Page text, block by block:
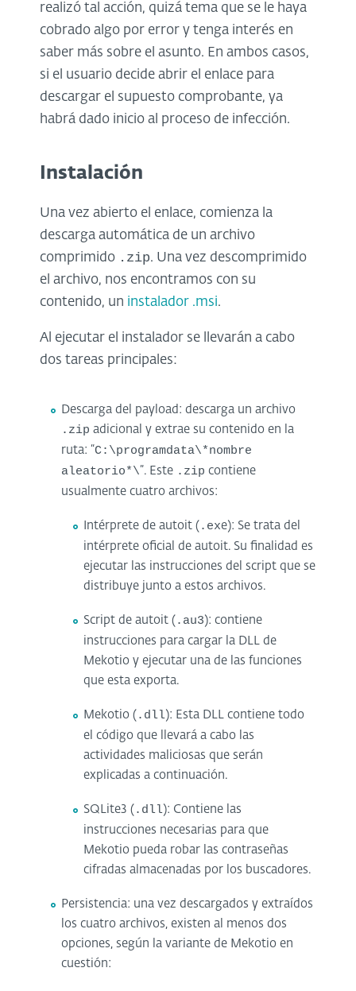
realizó tal acción, quizá tema que se le haya
cobrado algo por error y tenga interés en
saber más sobre el asunto. En ambos casos,
si el usuario decide abrir el enlace para
descargar el supuesto comprobante, ya
habrá dado inicio al proceso de infección.
Instalación
Una vez abierto el enlace, comienza la
descarga automática de un archivo
comprimido .zip. Una vez descomprimido
el archivo, nos encontramos con su
contenido, un instalador .msi.
Al ejecutar el instalador se llevarán a cabo
dos tareas principales:
Descarga del payload: descarga un archivo
.zip adicional y extrae su contenido en la
ruta: “C:\programdata\*nombre
aleatorio*\”. Este .zip contiene
usualmente cuatro archivos:
Intérprete de autoit ( .exe): Se trata del
intérprete oficial de autoit. Su finalidad es
ejecutar las instrucciones del script que se
distribuye junto a estos archivos.
Script de autoit ( .au3): contiene
instrucciones para cargar la DLL de
Mekotio y ejecutar una de las funciones
que esta exporta.
Mekotio ( .dll): Esta DLL contiene todo
el código que llevará a cabo las
actividades maliciosas que serán
explicadas a continuación.
SQLite3 ( .dll): Contiene las
instrucciones necesarias para que
Mekotio pueda robar las contraseñas
cifradas almacenadas por los buscadores.
Persistencia: una vez descargados y extraídos
los cuatro archivos, existen al menos dos
opciones, según la variante de Mekotio en
cuestión: